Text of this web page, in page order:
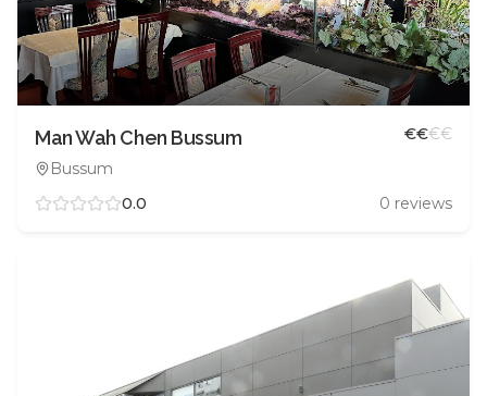
Man Wah Chen Bussum
Bussum
€€€€
0.0 0 reviews